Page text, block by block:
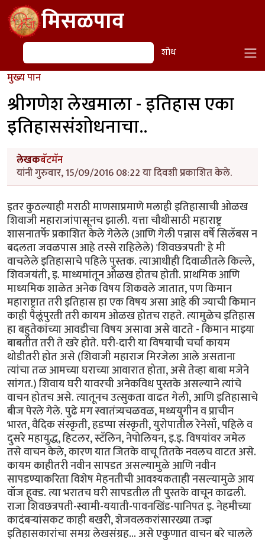
Skip to main contentमिसळपाव
शोध शोध
मुख्य पान
श्रीगणेश लेखमाला - इतिहास एका
इतिहाससंशोधनाचा..
लेखकबॅटमॅन
यांनी गुरुवार, 15/09/2016 08:22 या दिवशी प्रकाशित केले.
इतर कुठल्याही मराठी माणसाप्रमाणे मलाही इतिहासाची ओळख
शिवाजी महाराजांपासूनच झाली. यत्ता चौथीसाठी महाराष्ट्र
शासनातर्फे प्रकाशित केले गेलेले (आणि गेली पन्नास वर्षे सिलॅबस न
बदलता जवळपास आहे तस्से राहिलेले) 'शिवछत्रपती' हे मी
वाचलेले इतिहासाचे पहिले पुस्तक. त्याआधीही दिवाळीतले किल्ले,
शिवजयंती, इ. माध्यमांतून ओळख होतच होती. प्राथमिक आणि
माध्यमिक शाळेत अनेक विषय शिकवले जातात, पण किमान
महाराष्ट्रात तरी इतिहास हा एक विषय असा आहे की ज्याची किमान
काही पैलूंपुरती तरी कायम ओळख होतच राहते. त्यामुळेच इतिहास
हा बहुतेकांच्या आवडीचा विषय असावा असे वाटते - किमान माझ्या
बाबतीत तरी ते खरे होते. घरी-दारी या विषयाची चर्चा कायम
थोडीतरी होत असे (शिवाजी महाराज मिरजेला आले असताना
त्यांचा तळ आमच्या घराच्या आवारात होता, असे तेव्हा बाबा मजेने
सांगत.) शिवाय घरी यावरची अनेकविध पुस्तके असल्याने त्यांचे
वाचन होतच असे. त्यातूनच उत्सुकता वाढत गेली, आणि इतिहासाचे
बीज पेरले गेले. पुढे मग स्वातंत्र्यचळवळ, मध्ययुगीन व प्राचीन
भारत, वैदिक संस्कृती, हडप्पा संस्कृती, युरोपातील रेनेसाँ, पहिले व
दुसरे महायुद्ध, हिटलर, स्टॅलिन, नेपोलियन, इ.इ. विषयांवर जमेल
तसे वाचन केले, कारण यात जितके वाचू तितके नवलच वाटत असे.
कायम काहीतरी नवीन सापडत असल्यामुळे आणि नवीन
सापडण्याकरिता विशेष मेहनतीची आवश्यकताही नसल्यामुळे आय
वॉज हूक्ड. त्या भरातच घरी सापडतील ती पुस्तके वाचून काढली.
राजा शिवछत्रपती-स्वामी-ययाती-पावनखिंड-पानिपत इ. नेहमीच्या
कादंबर्‍यांसकट काही बखरी, शेजवलकरांसारख्या तज्ज्ञ
इतिहासकारांचा समग्र लेखसंग्रह... असे एकुणात वाचन बरे चालले